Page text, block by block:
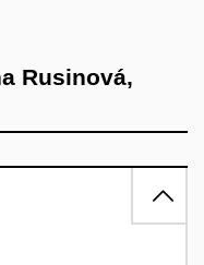
Rusinová,